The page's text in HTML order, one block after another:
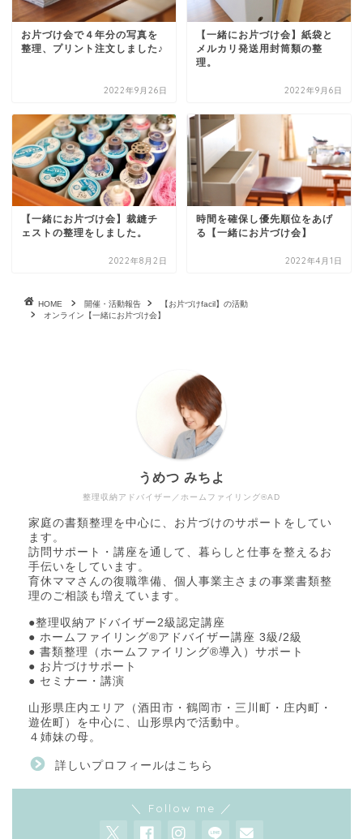
お片づけ会で４年分の写真を
整理、プリント注文しました♪
2022年9月26日
【一緒にお片づけ会】紙袋と
メルカリ発送用封筒類の整
理。
2022年9月6日
【一緒にお片づけ会】裁縫チ
ェストの整理をしました。
2022年8月2日
時間を確保し優先順位をあげ
る【一緒にお片づけ会】
2022年4月1日
HOME 開催・活動報告
【お片づけfacil】の活動
オンライン【一緒にお片づけ会】
整理収納アドバイザー／ホームファイリング®AD
うめつ みちよ
家庭の書類整理を中心に、お片づけのサポートをしてい
ます。
訪問サポート・講座を通して、暮らしと仕事を整えるお
手伝いをしています。
育休ママさんの復職準備、個人事業主さまの事業書類整
理のご相談も増えています。
●整理収納アドバイザー2級認定講座
● ホームファイリング®アドバイザー講座 3級/2級
● 書類整理（ホームファイリング®導入）サポート
● お片づけサポート
● セミナー・講演
山形県庄内エリア（酒田市・鶴岡市・三川町・庄内町・
遊佐町）を中心に、山形県内で活動中。
４姉妹の母。
詳しいプロフィールはこちら
＼ Follow me ／